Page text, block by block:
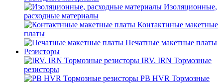
Изоляционные,
расходные материалы
Контактнные макетные
платы
Печатные макетные платы
Резисторы
IRV. IRN Тормозные
резисторы
PB HVR Тормозные